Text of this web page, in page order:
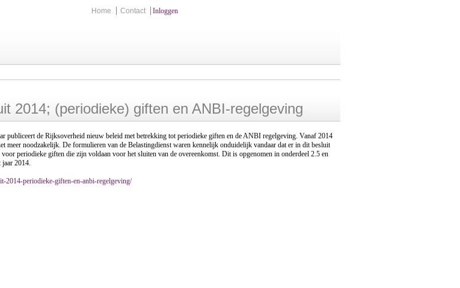
Home Contact Inloggen
2014; (periodieke) giften en ANBI-regelgeving
publiceert de Rijksoverheid nieuw beleid met betrekking tot periodieke giften en de ANBI regelgeving. Vanaf 2014
meer noodzakelijk. De formulieren van de Belastingdienst waren kennelijk onduidelijk vandaar dat er in dit besluit
periodieke giften die zijn voldaan voor het sluiten van de overeenkomst. Dit is opgenomen in onderdeel 2.5 en
jaar 2014.
2014-periodieke-giften-en-anbi-regelgeving/